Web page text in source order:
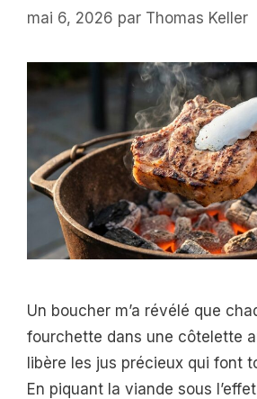
mai 6, 2026 par Thomas Keller
Un boucher m’a révélé que
fourchette dans une côtelette
libère les jus précieux qui font
En piquant la viande sous